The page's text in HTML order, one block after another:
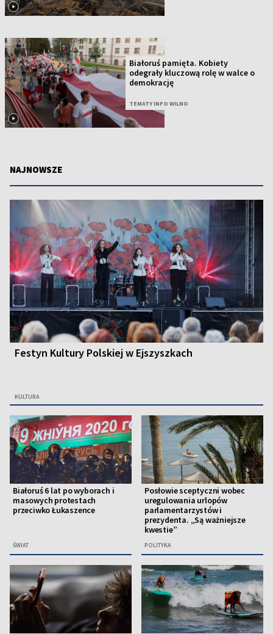
Białoruś pamięta. Kobiety
odegrały kluczową rolę w walce o
demokrację
TEMATY INFO WILNO
NAJNOWSZE
Festyn Kultury Polskiej w Ejszyszkach
KULTURA
Białoruś 6 lat po wyborach i
masowych protestach
przeciwko Łukaszence
ŚWIAT
Posłowie sceptyczni wobec
uregulowania urlopów
parlamentarzystów i
prezydenta. „Są ważniejsze
kwestie”
POLITYKA